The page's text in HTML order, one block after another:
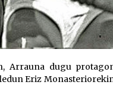
Arrauna dugu
Eriz